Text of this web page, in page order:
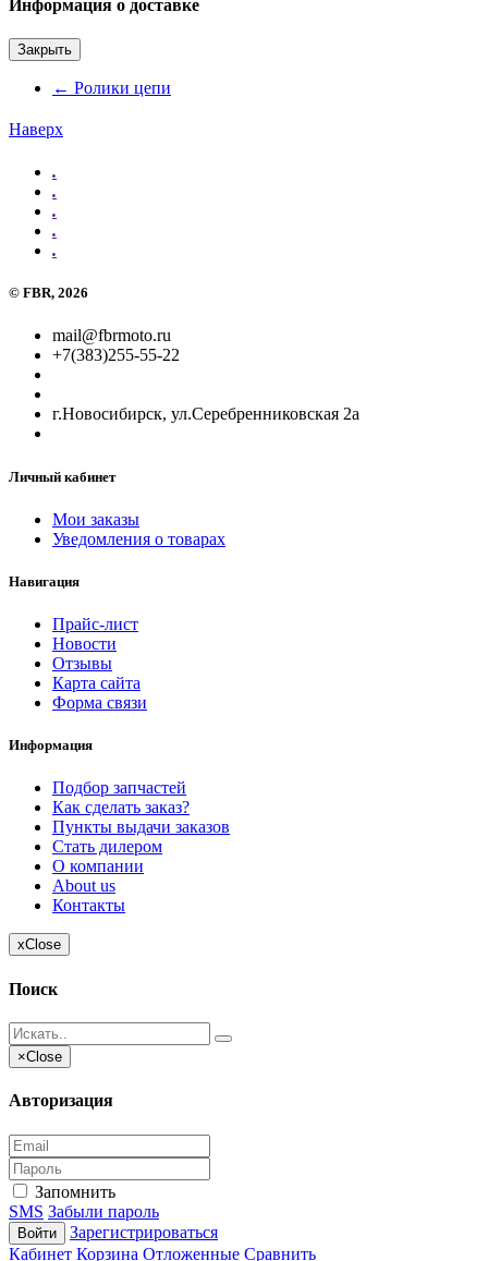
Информация о доставке
Закрыть
← Ролики цепи
Наверх
.
.
.
.
.
© FBR, 2026
mail@fbrmoto.ru
+7(383)255-55-22
г.Новосибирск, ул.Серебренниковская 2а
Личный кабинет
Мои заказы
Уведомления о товарах
Навигация
Прайс-лист
Новости
Отзывы
Карта сайта
Форма связи
Информация
Подбор запчастей
Как сделать заказ?
Пункты выдачи заказов
Стать дилером
О компании
About us
Контакты
xClose
Поиск
×Close
Авторизация
Запомнить
SMS Забыли пароль
Войти
Зарегистрироваться
Кабинет Корзина Отложенные Сравнить